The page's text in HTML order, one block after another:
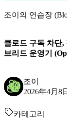
조이의 연습장
클로드 구독 차단
브리드 운영기
조이
2026年4月8
카테고리